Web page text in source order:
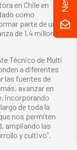
en Chile en
como
parte de un
de 1.4 millones
Técnico de Multi
a diferentes
las fuentes de
avanzar en
incorporando
de toda la
nos permiten
ampliando las
y cultivo”.